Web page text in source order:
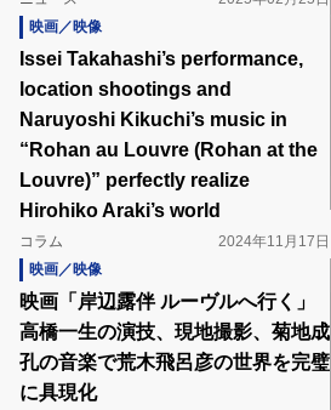
映画／映像
Issei Takahashi’s performance,
location shootings and
Naruyoshi Kikuchi’s music in
“Rohan au Louvre (Rohan at the
Louvre)” perfectly realize
Hirohiko Araki’s world
コラム
2024年11月17日
映画／映像
映画「岸辺露伴 ルーヴルへ行く」
高橋一生の演技、現地撮影、菊地成
孔の音楽で荒木飛呂彦の世界を完璧
に具現化